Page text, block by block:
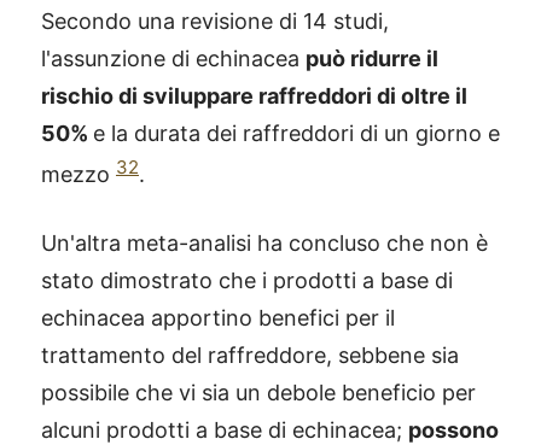
Secondo una revisione di 14 studi,
l'assunzione di echinacea può ridurre il
rischio di sviluppare raffreddori di oltre il
50% e la durata dei raffreddori di un giorno e
mezzo 32.
Un'altra meta-analisi ha concluso che non è
stato dimostrato che i prodotti a base di
echinacea apportino benefici per il
trattamento del raffreddore, sebbene sia
possibile che vi sia un debole beneficio per
alcuni prodotti a base di echinacea; possono